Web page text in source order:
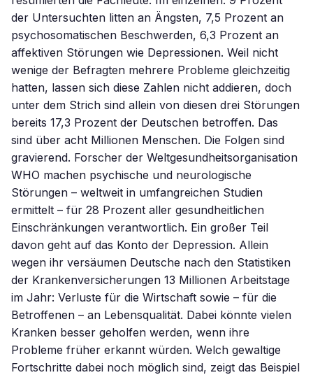
der Untersuchten litten an Ängsten, 7,5 Prozent an
psychosomatischen Beschwerden, 6,3 Prozent an
affektiven Störungen wie Depressionen. Weil nicht
wenige der Befragten mehrere Probleme gleichzeitig
hatten, lassen sich diese Zahlen nicht addieren, doch
unter dem Strich sind allein von diesen drei Störungen
bereits 17,3 Prozent der Deutschen betroffen. Das
sind über acht Millionen Menschen. Die Folgen sind
gravierend. Forscher der Weltgesundheitsorganisation
WHO machen psychische und neurologische
Störungen – weltweit in umfangreichen Studien
ermittelt – für 28 Prozent aller gesundheitlichen
Einschränkungen verantwortlich. Ein großer Teil
davon geht auf das Konto der Depression. Allein
wegen ihr versäumen Deutsche nach den Statistiken
der Krankenversicherungen 13 Millionen Arbeitstage
im Jahr: Verluste für die Wirtschaft sowie – für die
Betroffenen – an Lebensqualität. Dabei könnte vielen
Kranken besser geholfen werden, wenn ihre
Probleme früher erkannt würden. Welch gewaltige
Fortschritte dabei noch möglich sind, zeigt das Beispiel